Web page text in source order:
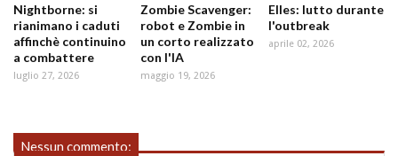
Nightborne: si
rianimano i caduti
affinchè continuino
a combattere
luglio 27, 2026
Zombie Scavenger:
robot e Zombie in
un corto realizzato
con l'IA
maggio 19, 2026
Elles: lutto durante
l'outbreak
aprile 02, 2026
Nessun commento: